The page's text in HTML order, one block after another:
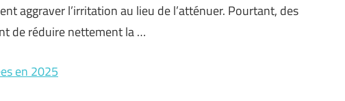
aggraver l’irritation au lieu de l’atténuer. Pourtant, des
de réduire nettement la …
en 2025